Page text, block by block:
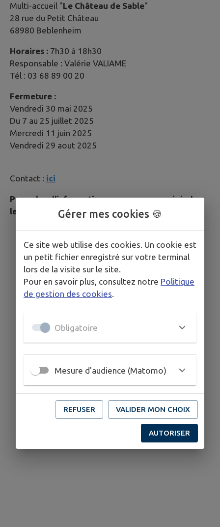
Multi-accueil "Le Château de Sable"
28 rue du Petit Château
68980 Beblenheim
Horaires : 7h30 à 18h30
Responsable : Valérie VALIAME
Tél : 03 68 89 00 20
Fermeture :
Vendredi 30 mai 2025
Du 7 au 25 juillet 2025
Mercredi 11 juin 2025
Vendredi 29 aout 2025
Contact : ici
Pour plus d'informations, vous pouvez rejoindre
le site de la
Communauté de Communes
Gérer mes cookies 🍪
Ce site web utilise des cookies. Un cookie est
un petit fichier enregistré sur votre terminal
lors de la visite sur le site.
Pour en savoir plus, consultez notre Politique
de gestion des cookies.
Obligatoire
Mesure d'audience (Matomo)
REFUSER VALIDER MON CHOIX
AUTORISER